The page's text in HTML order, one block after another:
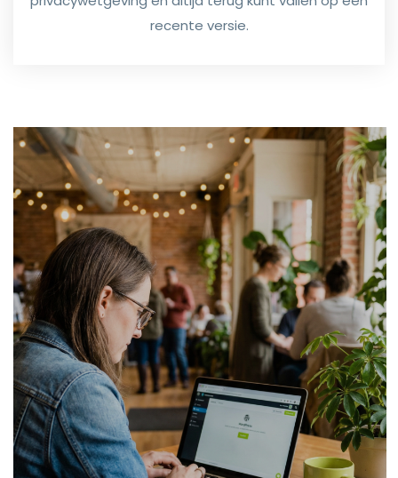
recente versie.